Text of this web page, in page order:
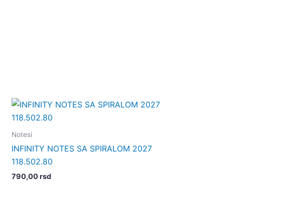
Notesi
INFINITY NOTES SA SPIRALOM 2027
118.502.80
790,00rsd